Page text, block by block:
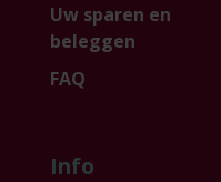
Uw sparen en
beleggen
FAQ
Info